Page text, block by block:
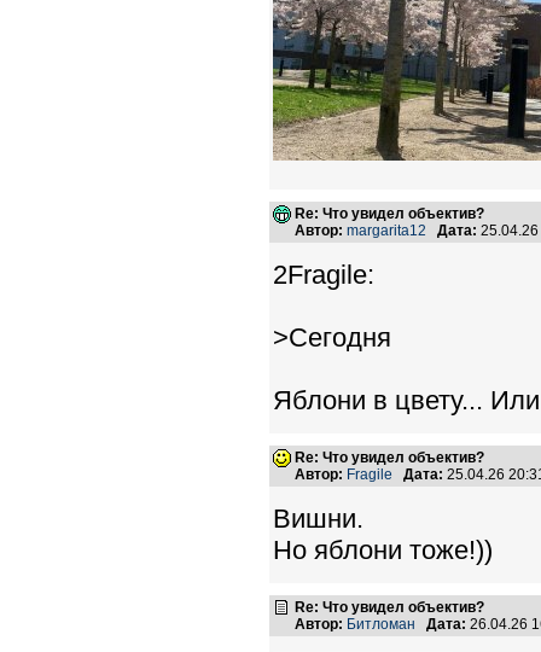
Re: Что увидел объектив?
Автор: margarita12 Дата:
2Fragile:
>Сегодня
Яблони в цвету...
Re: Что увидел объектив?
Автор: Fragile Дата: 25.04.26
Вишни.
Но яблони тоже!))
Re: Что увидел объектив?
Автор: Битломан Дата: 26.04.26